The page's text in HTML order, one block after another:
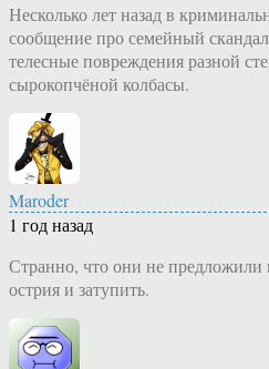
Несколько лет назад в
сообщение про семейный
телесные повреждения разной
сырокопчёной колбасы.
Maroder
1 год назад
Странно, что они не
острия и затупить.